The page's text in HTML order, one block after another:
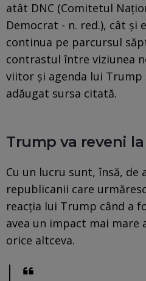
atât DNC (Comitetul
Democrat - n. red.), cât și
continua pe parcursul
contrastul între viziunea
viitor și agenda lui
adăugat sursa citată.
Trump va reveni
Cu un lucru sunt, însă, de
republicanii care
reacția lui Trump când a
avea un impact mai mare
orice altceva.